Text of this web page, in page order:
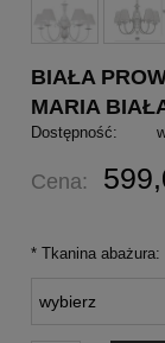
BIAŁA
MARIA
Dostępność:
Cena:
* Tkanina abażura: